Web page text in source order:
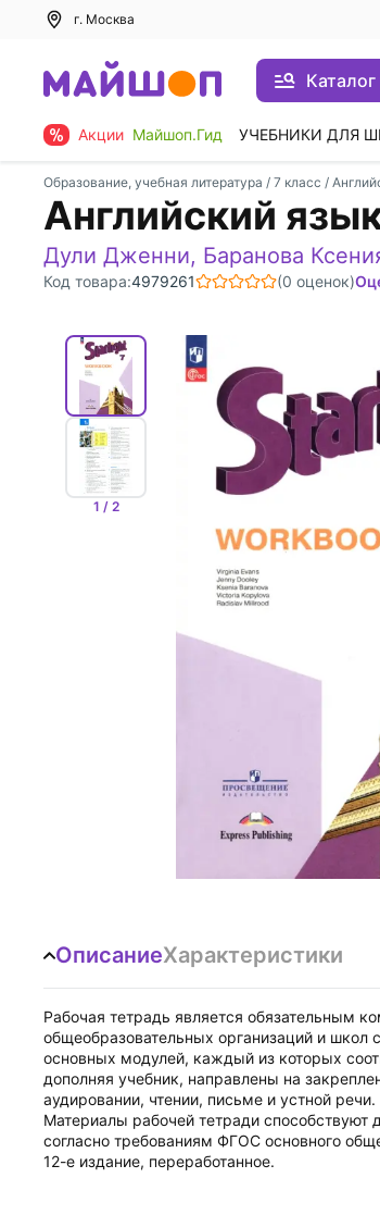
г. Москва
Акции Майшоп.Гид УЧЕБНИКИ ДЛЯ
Образование, учебная литература / 7 класс /
Английский
Дули Дженни, Баранова
Код товара:4979261 (0 оценок)
1 / 2
ОписаниеХарактеристики
Рабочая тетрадь является обязательным
общеобразовательных организаций и школ
основных модулей, каждый из которых
дополняя учебник, направлены на
аудировании, чтении, письме и устной
Материалы рабочей тетради
согласно требованиям ФГОС основного
12-е издание, переработанное.